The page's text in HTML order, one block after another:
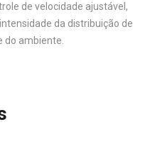
de velocidade ajustável,
da distribuição de
do ambiente.